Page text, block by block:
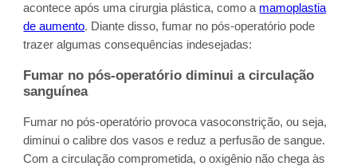
acontece após uma cirurgia plástica, como a mamoplastia
de aumento. Diante disso, fumar no pós-operatório pode
trazer algumas consequências indesejadas:
Fumar no pós-operatório diminui a circulação
sanguínea
Fumar no pós-operatório provoca vasoconstrição, ou seja,
diminui o calibre dos vasos e reduz a perfusão de sangue.
Com a circulação comprometida, o oxigênio não chega às